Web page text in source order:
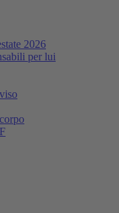
2026
per lui